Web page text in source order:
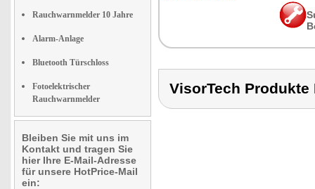
Rauchwarnmelder 10 Jahre
Alarm-Anlage
Bluetooth Türschloss
Fotoelektrischer
Rauchwarnmelder
Bleiben Sie mit uns im
Kontakt und tragen Sie
hier Ihre E-Mail-Adresse
für unsere HotPrice-Mail
ein:
VisorTech Produkte